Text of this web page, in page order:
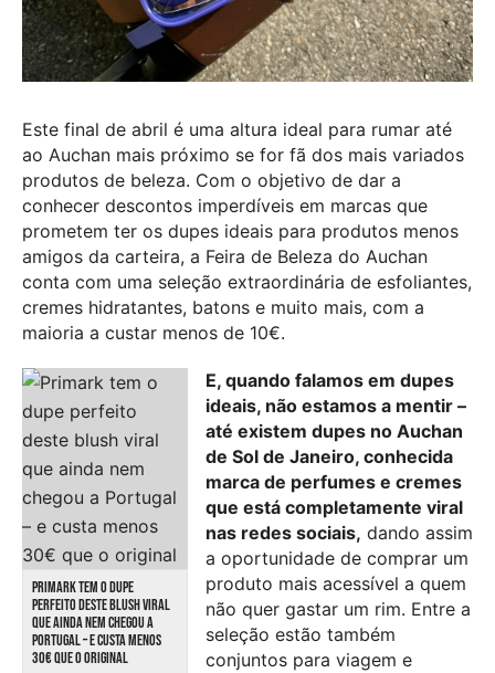
Este final de abril é uma altura ideal para rumar até
ao Auchan mais próximo se for fã dos mais variados
produtos de beleza. Com o objetivo de dar a
conhecer descontos imperdíveis em marcas que
prometem ter os dupes ideais para produtos menos
amigos da carteira, a Feira de Beleza do Auchan
conta com uma seleção extraordinária de esfoliantes,
cremes hidratantes, batons e muito mais, com a
maioria a custar menos de 10€.
PRIMARK TEM O DUPE
PERFEITO DESTE BLUSH VIRAL
QUE AINDA NEM CHEGOU A
PORTUGAL – E CUSTA MENOS
30€ QUE O ORIGINAL
E, quando falamos em dupes
ideais, não estamos a mentir –
até existem dupes no Auchan
de Sol de Janeiro, conhecida
marca de perfumes e cremes
que está completamente viral
nas redes sociais, dando assim
a oportunidade de comprar um
produto mais acessível a quem
não quer gastar um rim. Entre a
seleção estão também
conjuntos para viagem e